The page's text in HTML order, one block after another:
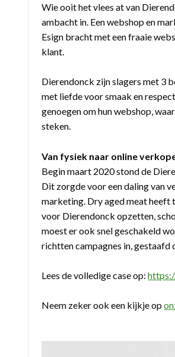
Wie ooit het vlees at van
ambacht in. Een webshop en
Esign bracht met een fraaie
klant.
Dierendonck zijn slagers met 3
met liefde voor smaak en
genoegen om hun webshop,
steken.
Van fysiek naar online
Begin maart 2020 stond de
Dit zorgde voor een daling van
marketing. Dry aged meat heeft
voor Dierendonck opzetten,
moest er ook snel geschakeld
richtten campagnes in, gestaafd
Lees de volledige case op:
Neem zeker ook een kijkje op